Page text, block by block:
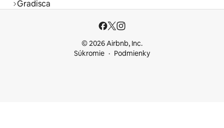
Gradisca
© 2026 Airbnb, Inc.
Súkromie
Podmienky